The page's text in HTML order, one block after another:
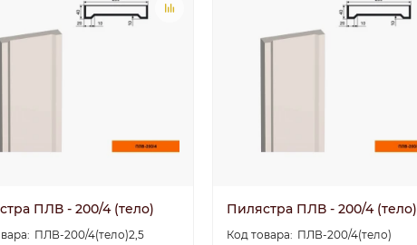
ПЛВ - 200/4 (тело)
ПЛВ-200/4(тело)2,5
Пилястра ПЛВ - 200/4 (тело)
ПЛВ-200/4(тело)